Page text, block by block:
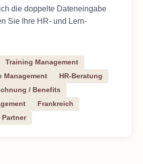
die doppelte Dateneingabe
Sie Ihre HR- und Lern-
Training Management
Management
HR-Beratung
/ Benefits
Frankreich